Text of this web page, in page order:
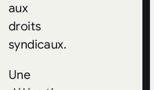
aux
droits
syndicaux.
Une